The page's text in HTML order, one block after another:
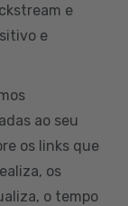
e
e
ao seu
os links que
os
o tempo